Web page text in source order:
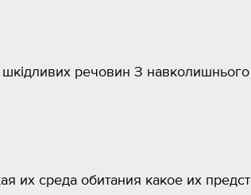
речовин З
их среда обитания какое их